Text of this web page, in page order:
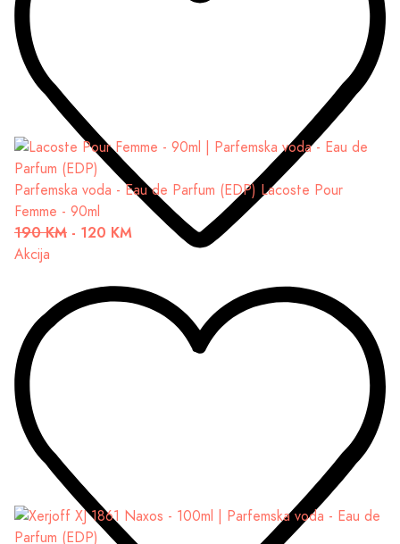
Parfemska voda - Eau de Parfum (EDP) Lacoste Pour
Femme - 90ml
190 KM - 120 KM
Akcija